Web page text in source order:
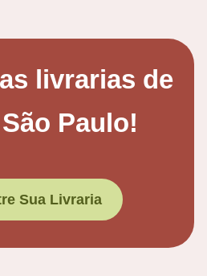
livrarias de
Paulo!
Sua Livraria